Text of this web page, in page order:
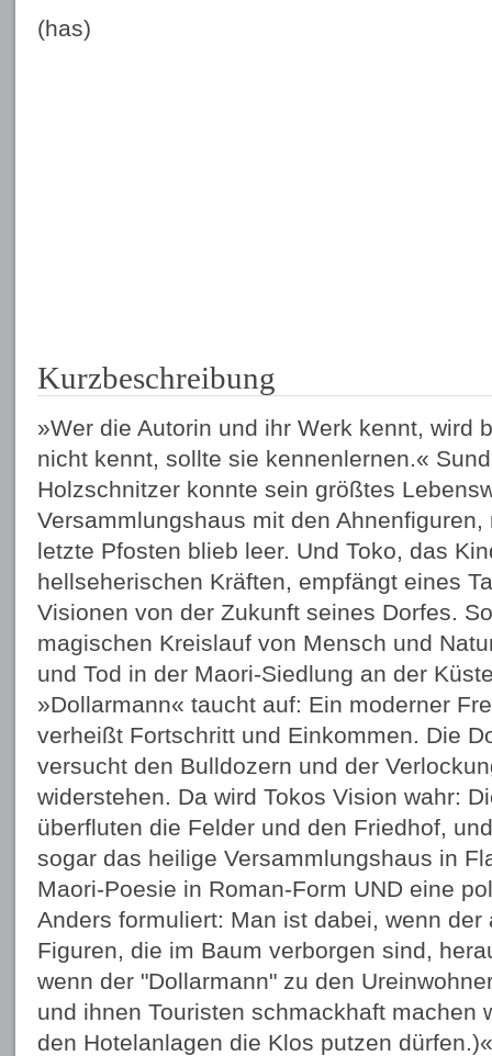
(has)
Kurzbeschreibung
»Wer die Autorin und ihr Werk kennt, wird
nicht kennt, sollte sie kennenlernen.«
Holzschnitzer konnte sein größtes
Versammlungshaus mit den
letzte Pfosten blieb leer. Und Toko, das
hellseherischen Kräften, empfängt eines
Visionen von der Zukunft seines Dorfes.
magischen Kreislauf von Mensch und
und Tod in der Maori-Siedlung an der
»Dollarmann« taucht auf: Ein moderner
verheißt Fortschritt und Einkommen. Die
versucht den Bulldozern und der
widerstehen. Da wird Tokos Vision wahr:
überfluten die Felder und den Friedhof,
sogar das heilige Versammlungshaus in
Maori-Poesie in Roman-Form UND eine
Anders formuliert: Man ist dabei, wenn der
Figuren, die im Baum verborgen sind,
wenn der "Dollarmann" zu den
und ihnen Touristen schmackhaft machen
den Hotelanlagen die Klos putzen